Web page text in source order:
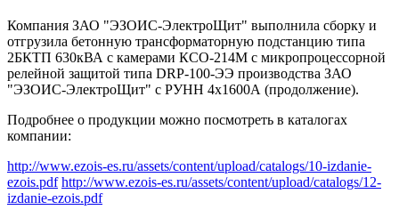
Компания ЗАО "ЭЗОИС-ЭлектроЩит" выполнила сборку и
отгрузила бетонную трансформаторную подстанцию типа
2БКТП 630кВА с камерами КСО-214М с микропроцессорной
релейной защитой типа DRP-100-ЭЭ производства ЗАО
"ЭЗОИС-ЭлектроЩит" с РУНН 4х1600А (продолжение).
Подробнее о продукции можно посмотреть в каталогах
компании:
http://www.ezois-es.ru/assets/content/upload/catalogs/10-izdanie-
ezois.pdf http://www.ezois-es.ru/assets/content/upload/catalogs/12-
izdanie-ezois.pdf